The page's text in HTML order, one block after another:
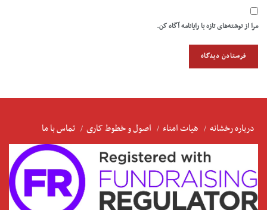
مرا از نوشته‌های تازه با رایانامه آگاه کن.
درباره رخشانه هیات امناء اصول و خطوط کاری تماس با ما